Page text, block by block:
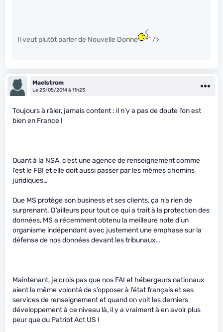
Il veut plutôt parler de Nouvelle Donne " />
Maelstrom
Le 23/05/2014 à 11h23
Toujours à râler, jamais content : il n’y a pas de doute l’on est
bien en France !
Quant à la NSA, c’est une agence de renseignement comme
l’est le FBI et elle doit aussi passer par les mêmes chemins
juridiques…
Que MS protège son business et ses clients, ça n’a rien de
surprenant. D’ailleurs pour tout ce qui a trait à la protection des
données, MS a récemment obtenu la meilleure note d’un
organisme indépendant avec justement une emphase sur la
défense de nos données devant les tribunaux…
Maintenant, je crois pas que nos FAI et hébergeurs nationaux
aient la même volonté de s’opposer à l’état français et ses
services de renseignement et quand on voit les derniers
développement à ce niveau là, il y a vraiment à en avoir plus
peur que du Patriot Act US !